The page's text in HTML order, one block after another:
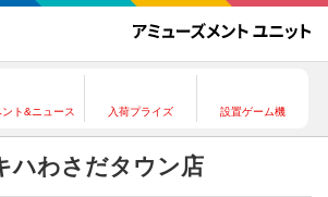
ント&ニュース 入荷プライズ 設置ゲーム機
ハわさだタウン店